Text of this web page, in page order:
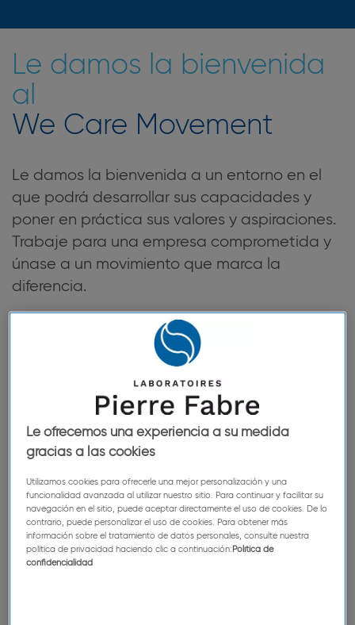
Le damos la bienvenida
al
We Care Movement
Le damos la bienvenida a un entorno en el
que podrá desarrollar sus capacidades y
poner en práctica sus valores y aspiraciones.
Trabaje para una empresa comprometida y
únase a un movimiento que marca la
diferencia.
Porque, igual que a nosotros, le motiva su
vocación de cuidar a los demás.
Le ofrecemos una experiencia a su medida
gracias a las cookies
Utilizamos cookies para ofrecerle una mejor personalización y una
funcionalidad avanzada al utilizar nuestro sitio. Para continuar y facilitar su
navegación en el sitio, puede aceptar directamente el uso de cookies. De lo
contrario, puede personalizar el uso de cookies. Para obtener más
información sobre el tratamiento de datos personales, consulte nuestra
política de privacidad haciendo clic a continuación: Política de
confidencialidad